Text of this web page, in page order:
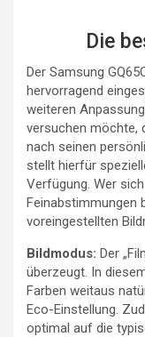
Die
Der Samsung
hervorragend
weiteren
versuchen möchte,
nach seinen
stellt hierfür
Verfügung. Wer
Feinabstimmungen
voreingestellten
Bildmodus: Der
überzeugt. In
Farben weitaus
Eco-Einstellung.
optimal auf die